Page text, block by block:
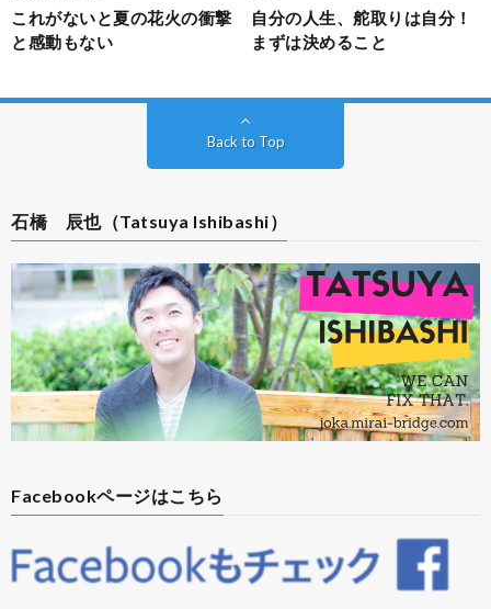
これがないと夏の花火の衝撃
と感動もない
自分の人生、舵取りは自分！
まずは決めること
Back to Top
石橋 辰也（Tatsuya Ishibashi）
Facebookページはこちら